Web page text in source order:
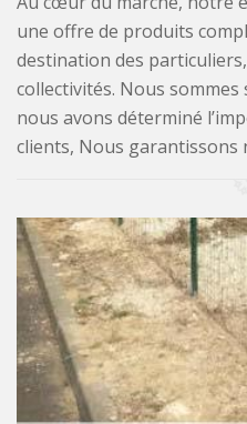
une offre de produits
destination des
collectivités. Nous
nous avons déterminé
clients, Nous garantissons